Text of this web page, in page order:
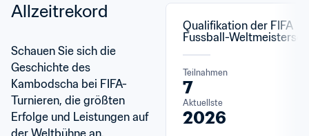
Allzeitrekord
Schauen Sie sich die
Geschichte des
Kambodscha bei FIFA-
Turnieren, die größten
Erfolge und Leistungen auf
der Weltbühne an.
Qualifikation der FIFA
Fussball-
Teilnahmen
7
Aktuellste
2026